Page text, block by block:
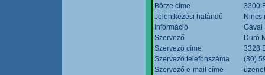
Börze címe
3300
Jelentkezési határidő
Nincs
Információ
Gávai
Szervező
Duró
Szervező címe
3328
Szervező telefonszáma
(30)
Szervező e-mail címe